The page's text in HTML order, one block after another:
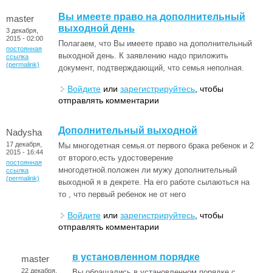
master
3 декабря,
2015 - 02:00
постоянная
ссылка
(permalink)
Вы имеете право на дополнительный
выходной день
Полагаем, что Вы имеете право на дополнительный
выходной день. К заявлению надо приложить
документ, подтверждающий, что семья неполная.
Войдите или зарегистрируйтесь , чтобы
отправлять комментарии
Nadysha
17 декабря,
2015 - 16:44
постоянная
ссылка
(permalink)
Дополнительный выходной
Мы многодетная семья.от первого брака ребенок и 2
от второго,есть удостоверение
многодетной.положен ли мужу дополнительный
выходной я в декрете. На его работе сылаються на
то , что первый ребенок не от него
Войдите или зарегистрируйтесь , чтобы
отправлять комментарии
master
22 декабря,
в установленном порядке